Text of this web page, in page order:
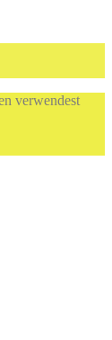
verwendest